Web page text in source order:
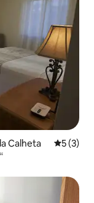
Calheta Средна
5 (3)